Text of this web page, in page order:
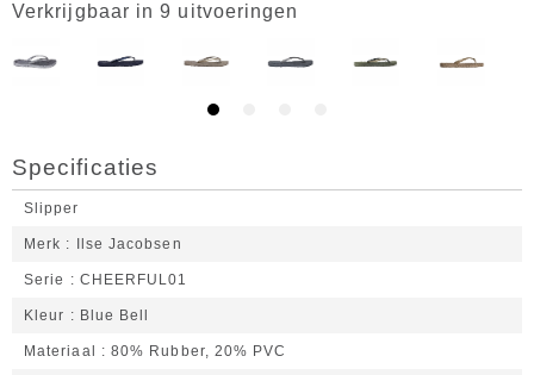
Verkrijgbaar in 9 uitvoeringen
Specificaties
Slipper
Merk Ilse Jacobsen
Serie CHEERFUL01
Kleur Blue Bell
Materiaal 80% Rubber, 20% PVC